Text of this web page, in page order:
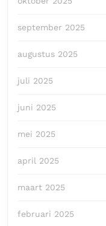
september 2025
augustus 2025
juli 2025
juni 2025
mei 2025
april 2025
maart 2025
februari 2025